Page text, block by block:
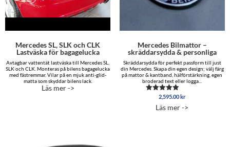
Mercedes SL, SLK och CLK
Lastväska för bagagelucka
Avtagbar vattentät lastväska till Mercedes SL,
SLK och CLK. Monteras på bilens bagagelucka
med fästremmar. Vilar på en mjuk anti-glid-
matta som skyddar bilens lack.
Läs mer ->
Mercedes Bilmattor –
skräddarsydda & personliga
Skräddarsydda för perfekt passform till just
din Mercedes. Skapa din egen design; välj färg
på mattor & kantband, hälförstärkning, egen
broderad text eller logga...
Betygsatt
av 5
2,595.00 kr
Läs mer ->